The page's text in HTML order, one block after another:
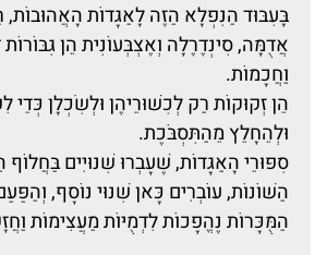
בָּעִבּוּד הַנִּפְלָא הַזֶּה לָאַגָּדוֹת הָאֲהוּבוֹת,
אֲדֻמָּה, סִינְדֶרֶלָה וְאֶצְבְּעוֹנִית הֵן גִּבּוֹרוֹת
וַחֲכָמוֹת.
הֵן זְקוּקוֹת רַק לְכִשּׁוּרֵיהֶן וּלְשִׂכְלָן כְּדֵי
וּלְהֵחָלֵץ מֵהַתִּסְבֹּכֶת.
סִפּוּרֵי הָאַגָּדוֹת, שֶׁעָבְרוּ שִׁנּוּיִים בַּחֲלוֹף
הַשּׁוֹנוֹת, עוֹבְרִים כָּאן שִׁנּוּי נוֹסָף,
הַמֻּכָּרוֹת נֶהֱפָכוֹת לִדְמֻיּוֹת מַעֲצִימוֹת